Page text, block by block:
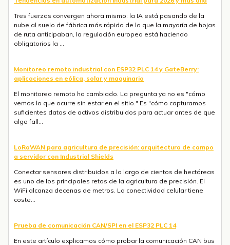
Tres fuerzas convergen ahora mismo: la IA está pasando de la
nube al suelo de fábrica más rápido de lo que la mayoría de hojas
de ruta anticipaban, la regulación europea está haciendo
obligatorios la ...
Monitoreo remoto industrial con ESP32 PLC 14 y GateBerry:
aplicaciones en eólica, solar y maquinaria
El monitoreo remoto ha cambiado. La pregunta ya no es "cómo
vemos lo que ocurre sin estar en el sitio." Es "cómo capturamos
suficientes datos de activos distribuidos para actuar antes de que
algo fall...
LoRaWAN para agricultura de precisión: arquitectura de campo
a servidor con Industrial Shields
Conectar sensores distribuidos a lo largo de cientos de hectáreas
es uno de los principales retos de la agricultura de precisión. El
WiFi alcanza decenas de metros. La conectividad celular tiene
coste...
Prueba de comunicación CAN/SPI en el ESP32 PLC 14
En este artículo explicamos cómo probar la comunicación CAN bus